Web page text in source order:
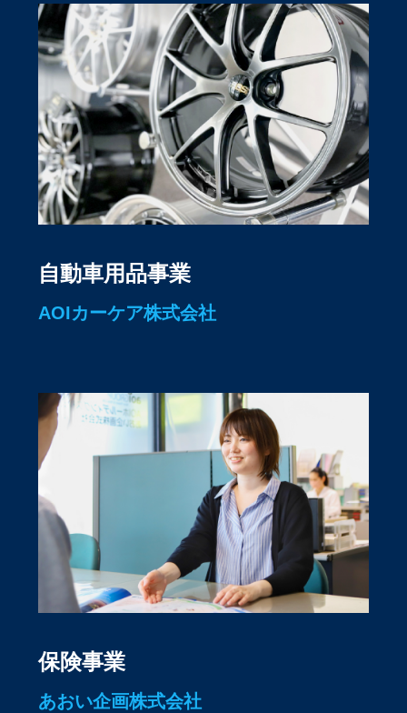
自動車用品事業
AOIカーケア株式会社
保険事業
あおい企画株式会社